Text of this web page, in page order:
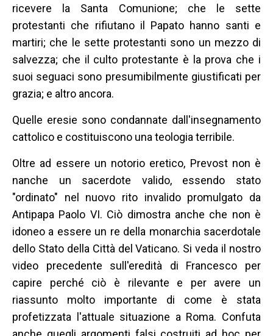
ricevere la Santa Comunione; che le sette
protestanti che rifiutano il Papato hanno santi e
martiri; che le sette protestanti sono un mezzo di
salvezza; che il culto protestante è la prova che i
suoi seguaci sono presumibilmente giustificati per
grazia; e altro ancora.
Quelle eresie sono condannate dall'insegnamento
cattolico e costituiscono una teologia terribile.
Oltre ad essere un notorio eretico, Prevost non è
nanche un sacerdote valido, essendo stato
"ordinato" nel nuovo rito invalido promulgato da
Antipapa Paolo VI. Ciò dimostra anche che non è
idoneo a essere un re della monarchia sacerdotale
dello Stato della Città del Vaticano. Si veda il nostro
video precedente sull'eredità di Francesco per
capire perché ciò è rilevante e per avere un
riassunto molto importante di come è stata
profetizzata l'attuale situazione a Roma. Confuta